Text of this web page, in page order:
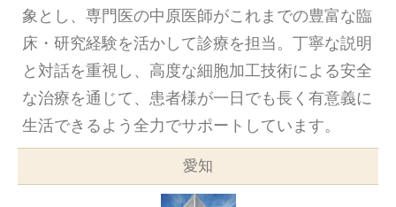
象とし、専門医の中原医師がこれまでの豊富な臨
床・研究経験を活かして診療を担当。丁寧な説明
と対話を重視し、高度な細胞加工技術による安全
な治療を通じて、患者様が一日でも長く有意義に
生活できるよう全力でサポートしています。
愛知